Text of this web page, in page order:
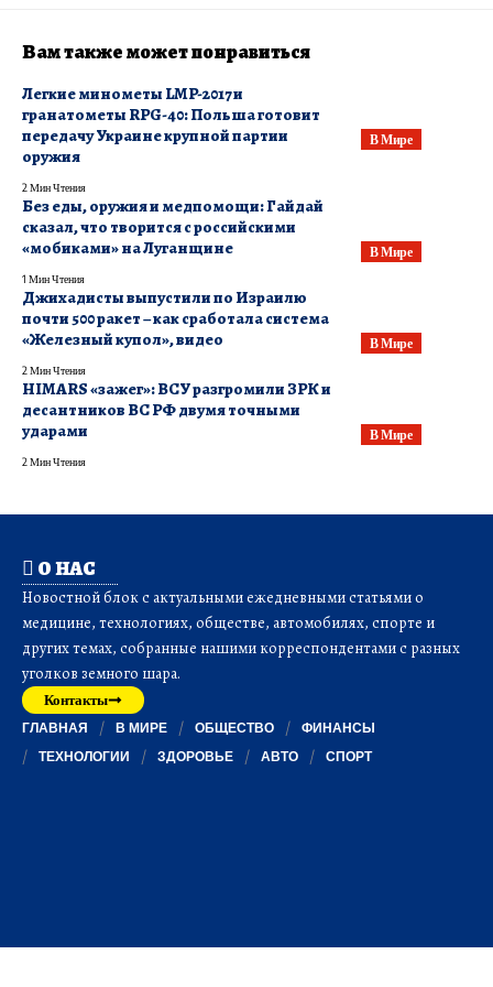
Вам также может понравиться
В Мире
​Легкие минометы LMP-2017 и
гранатометы RPG-40: Польша готовит
передачу Украине крупной партии
оружия
2 Мин Чтения
В Мире
Без еды, оружия и медпомощи: Гайдай
сказал, что творится с российскими
«мобиками» на Луганщине
1 Мин Чтения
В Мире
Джихадисты выпустили по Израилю
почти 500 ракет – как сработала система
«Железный купол», видео
2 Мин Чтения
В Мире
​HIMARS «зажег»: ВСУ разгромили ЗРК и
десантников ВС РФ двумя точными
ударами
2 Мин Чтения
О НАС
Новостной блок с актуальными ежедневными статьями о
медицине, технологиях, обществе, автомобилях, спорте и
других темах, собранные нашими корреспондентами с разных
уголков земного шара.
Контакты
ГЛАВНАЯ В МИРЕ ОБЩЕСТВО
ФИНАНСЫ
ТЕХНОЛОГИИ
ЗДОРОВЬЕ АВТО СПОРТ